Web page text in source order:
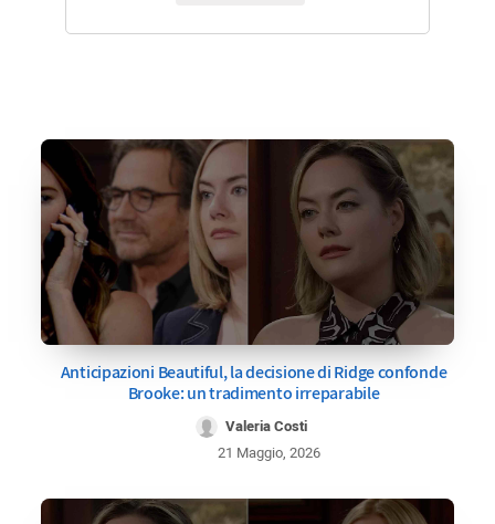
Anticipazioni Beautiful, la decisione di Ridge confonde
Brooke: un tradimento irreparabile
Valeria Costi
21 Maggio, 2026